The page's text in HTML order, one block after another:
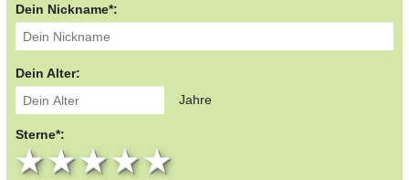
Dein Nickname*:
Dein Alter:
Jahre
Sterne*:
4 stars
3 stars
2 stars
1 star